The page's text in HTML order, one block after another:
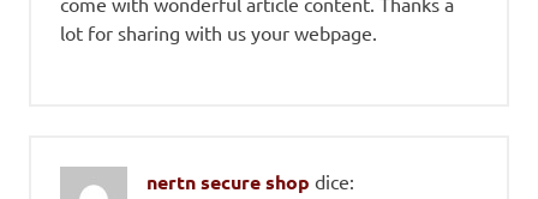
lot for sharing with us your webpage.
nertn secure shop dice: